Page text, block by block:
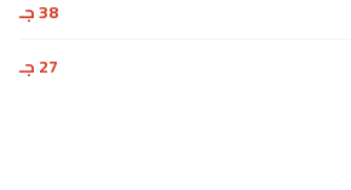
38 جـ
27 جـ